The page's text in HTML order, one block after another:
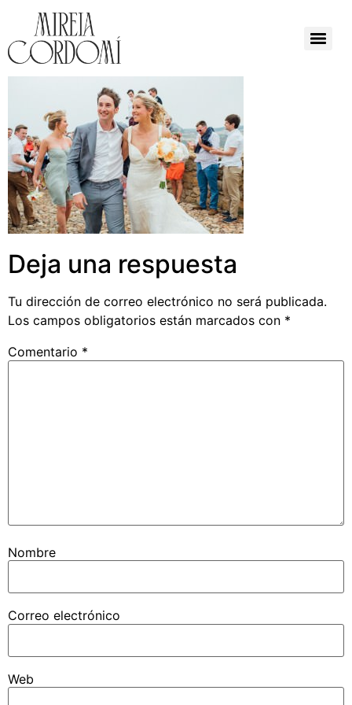
Deja una respuesta
Tu dirección de correo electrónico no será publicada.
Los campos obligatorios están marcados con *
Comentario *
Nombre
Correo electrónico
Web